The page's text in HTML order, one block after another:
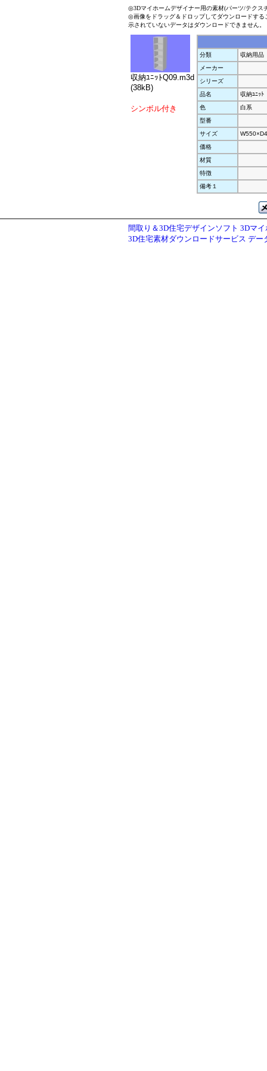
◎3Dマイホームデザイナー用の素材(パーツ/テクス
◎画像をドラッグ＆ドロップしてダウンロードす
示されていないデータはダウンロードできません。
収納ﾕﾆｯﾄQ09.m3d
(38kB)
シンボル付き
分類
収納用品
メーカー
シリーズ
品名
収納ﾕﾆｯﾄ
色
白系
型番
サイズ
価格
材質
特徴
備考１
間取り＆3D住宅デザインソフト 3Dマ
3D住宅素材ダウンロードサービス デー